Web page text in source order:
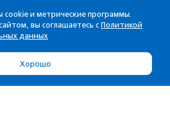
и метрические программы.
вы соглашаетесь с Политикой
данных
Хорошо